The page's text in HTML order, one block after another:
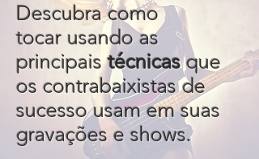
Descubra como
tocar usando as
principaistécnicasque
os contrabaixistas de
sucesso usam em suas
gravações e shows.